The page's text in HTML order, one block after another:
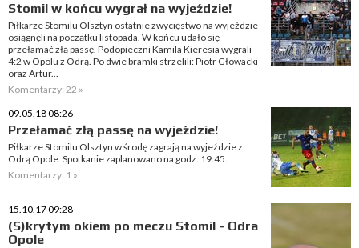
Stomil w końcu wygrał na wyjeździe!
Piłkarze Stomilu Olsztyn ostatnie zwycięstwo na wyjeździe
osiągnęli na początku listopada. W końcu udało się
przełamać złą passę. Podopieczni Kamila Kieresia wygrali
4:2 w Opolu z Odrą. Po dwie bramki strzelili: Piotr Głowacki
oraz Artur...
Komentarzy: 22 »
09.05.18 08:26
Przełamać złą passę na wyjeździe!
Piłkarze Stomilu Olsztyn w środę zagrają na wyjeździe z
Odrą Opole. Spotkanie zaplanowano na godz. 19:45.
Komentarzy: 1 »
15.10.17 09:28
(S)krytym okiem po meczu Stomil - Odra
Opole